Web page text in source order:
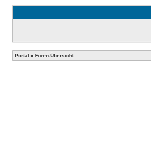
Portal » Foren-Übersicht